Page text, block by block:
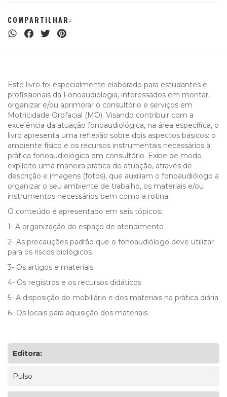
COMPARTILHAR:
Este livro foi especialmente elaborado para estudantes e
profissionais da Fonoaudiologia, interessados em montar,
organizar e/ou aprimorar o consultório e serviços em
Motricidade Orofacial (MO). Visando contribuir com a
excelência da atuação fonoaudiológica, na área específica, o
livro apresenta uma reflexão sobre dois aspectos básicos: o
ambiente físico e os recursos instrumentais necessários à
prática fonoaudiológica em consultório. Exibe de modo
explícito uma maneira prática de atuação, através de
descrição e imagens (fotos), que auxiliam o fonoaudiólogo a
organizar o seu ambiente de trabalho, os materiais e/ou
instrumentos necessários bem como a rotina.
O conteúdo é apresentado em seis tópicos:
1- A organização do espaço de atendimento
2- As precauções padrão que o fonoaudiólogo deve utilizar
para os riscos biológicos
3- Os artigos e materiais
4- Os registros e os recursos didáticos
5- A disposição do mobiliário e dos materiais na prática diária
6- Os locais para aquisição dos materiais.
Editora:
Pulso